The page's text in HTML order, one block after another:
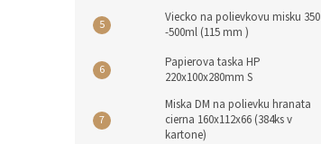
Viecko na polievkovu misku 350
-500ml (115 mm )
Papierova taska HP
220x100x280mm S
Miska DM na polievku hranata
cierna 160x112x66 (384ks v
kartone)